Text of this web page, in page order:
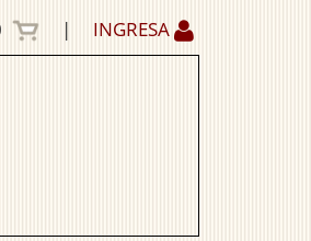
| INGRESA